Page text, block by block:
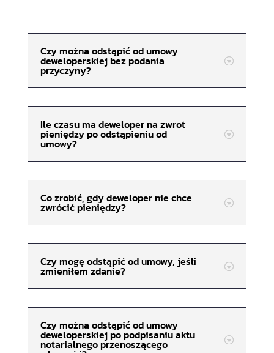
Czy można odstąpić od umowy
deweloperskiej bez podania
przyczyny?
Ile czasu ma deweloper na zwrot
pieniędzy po odstąpieniu od
umowy?
Co zrobić, gdy deweloper nie chce
zwrócić pieniędzy?
Czy mogę odstąpić od umowy, jeśli
zmieniłem zdanie?
Czy można odstąpić od umowy
deweloperskiej po podpisaniu aktu
notarialnego przenoszącego